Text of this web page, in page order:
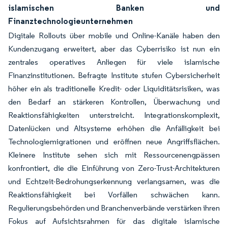
islamischen Banken und
Finanztechnologieunternehmen
Digitale Rollouts über mobile und Online-Kanäle haben den
Kundenzugang erweitert, aber das Cyberrisiko ist nun ein
zentrales operatives Anliegen für viele islamische
Finanzinstitutionen. Befragte Institute stufen Cybersicherheit
höher ein als traditionelle Kredit- oder Liquiditätsrisiken, was
den Bedarf an stärkeren Kontrollen, Überwachung und
Reaktionsfähigkeiten unterstreicht. Integrationskomplexit,
Datenlücken und Altsysteme erhöhen die Anfälligkeit bei
Technologiemigrationen und eröffnen neue Angriffsflächen.
Kleinere Institute sehen sich mit Ressourcenengpässen
konfrontiert, die die Einführung von Zero-Trust-Architekturen
und Echtzeit-Bedrohungserkennung verlangsamen, was die
Reaktionsfähigkeit bei Vorfällen schwächen kann.
Regulierungsbehörden und Branchenverbände verstärken ihren
Fokus auf Aufsichtsrahmen für das digitale islamische